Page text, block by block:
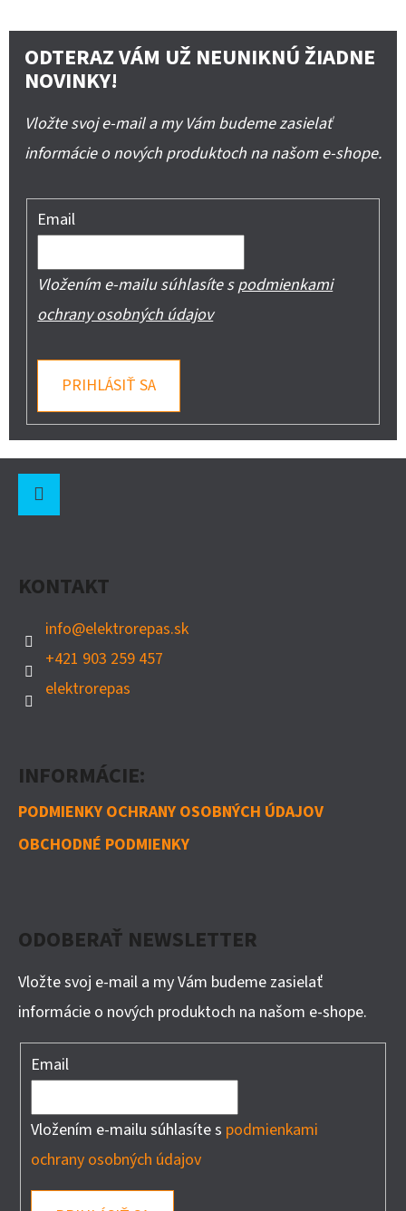
ODTERAZ VÁM UŽ NEUNIKNÚ ŽIADNE
NOVINKY!
Vložte svoj e-mail a my Vám budeme zasielať
informácie o nových produktoch na našom e-shope.
Email
Vložením e-mailu súhlasíte spodmienkami
ochrany osobných údajov
PRIHLÁSIŤ SA
KONTAKT
info@elektrorepas.sk
+421 903 259 457
elektrorepas
INFORMÁCIE:
PODMIENKY OCHRANY OSOBNÝCH ÚDAJOV
OBCHODNÉ PODMIENKY
ODOBERAŤ NEWSLETTER
Vložte svoj e-mail a my Vám budeme zasielať
informácie o nových produktoch na našom e-shope.
Email
Vložením e-mailu súhlasíte s podmienkami
ochrany osobných údajov